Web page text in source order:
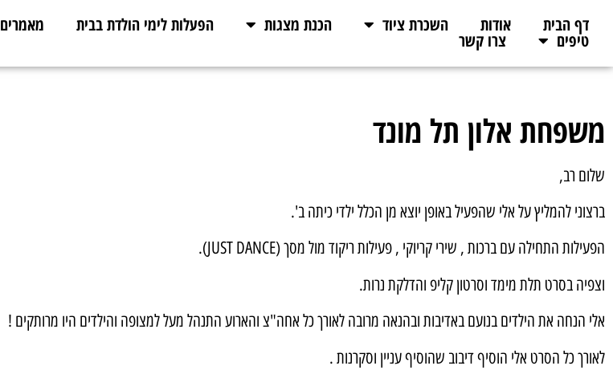
דף הבית אודות השכרת ציוד הכנת מצגות הפעלות לימי הולדת בבית מאמרים
טיפים צרו קשר
משפחת אלון תל מונד
שלום רב,
ברצוני להמליץ על אלי שהפעיל באופן יוצא מן הכלל ילדי כיתה ב'.
הפעילות התחילה עם ברכות , שירי קריוקי , פעילות ריקוד מול מסך (JUST DANCE).
וצפיה בסרט תלת מימד וסרטון קליפ והדלקת נרות.
אלי הנחה את הילדים בנועם באדיבות ובהנאה מרובה לאורך כל אחה"צ והארוע התנהל מעל למצופה והילדים היו מרותקים !
לאורך כל הסרט אלי הוסיף דיבוב שהוסיף עניין וסקרנות .